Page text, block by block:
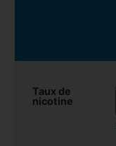
Taux de
nicotine